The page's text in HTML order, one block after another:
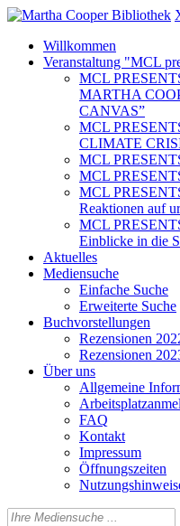
Willkommen
Veranstaltung "MCL
MCL
MARTHA
CANVAS”
MCL
CLIMATE
MCL
MCL
MCL
Reaktionen auf
MCL
Einblicke in die
Aktuelles
Mediensuche
Einfache Suche
Erweiterte Suche
Buchvorstellungen
Rezensionen
Rezensionen
Über uns
Allgemeine
FAQ
Kontakt
Impressum
Öffnungszeiten